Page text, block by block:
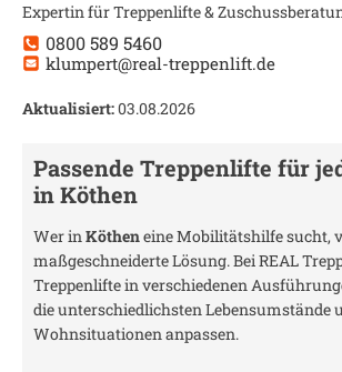
Expertin für Treppenlifte &
0800 589 5460
klumpert@real-treppenlift.de
Aktualisiert:03.08.2026
Passende Treppenlifte für
inKöthen
Wer inKötheneine Mobilitätshilfe sucht,
maßgeschneiderte Lösung. Bei REAL
Treppenlifte in verschiedenen
die unterschiedlichsten Lebensumstände
Wohnsituationen anpassen.